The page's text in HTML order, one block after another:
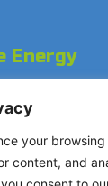
your
content, and
Energy
PMS –
Online BV